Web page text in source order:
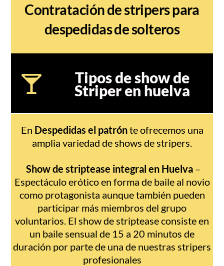
Contratación de stripers para
despedidas de solteros
Tipos de show de
Striper en huelva
En Despedidas el patrónte ofrecemos una
amplia variedad de shows de stripers.
Show de striptease integral en Huelva –
Espectáculo erótico en forma de baile al novio
como protagonista aunque también pueden
participar más miembros del grupo
voluntarios. El show de striptease consiste en
un baile sensual de 15 a 20 minutos de
duración por parte de una de nuestras stripers
profesionales